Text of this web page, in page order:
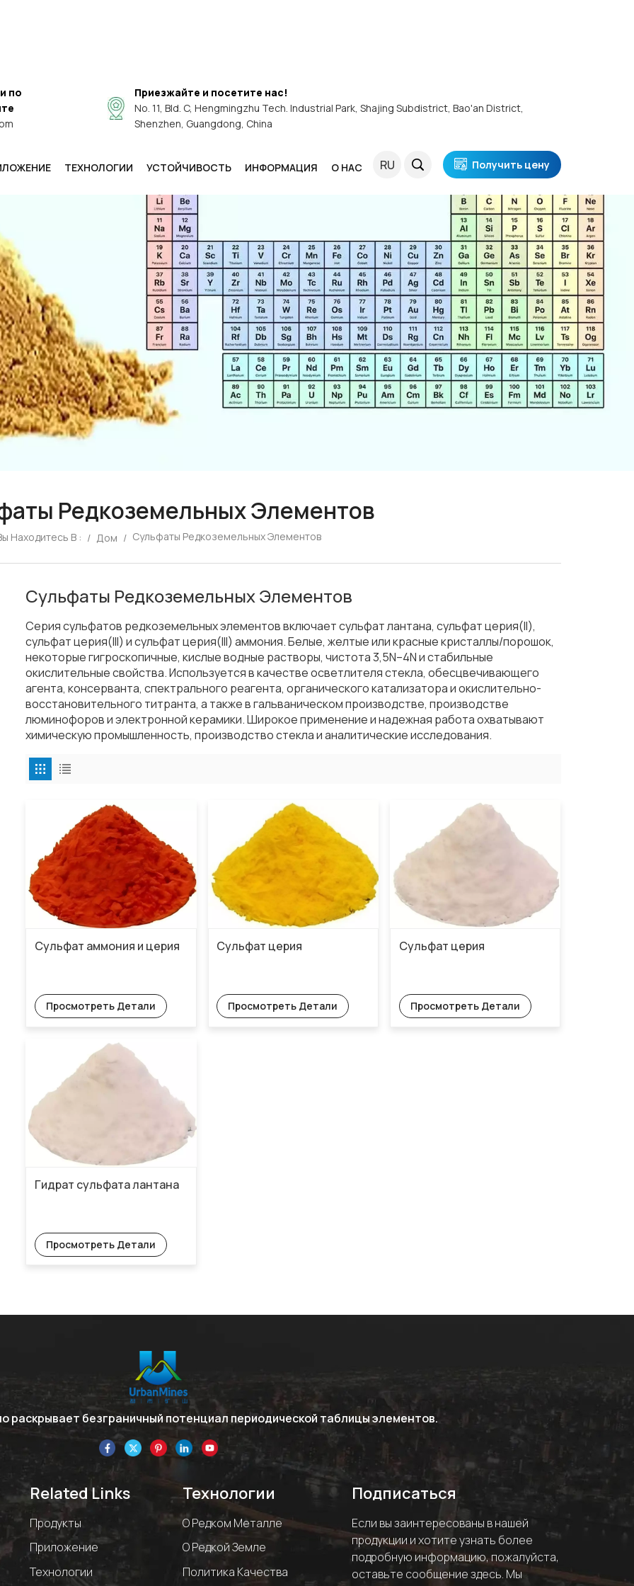
по
Приезжайте и посетите нас!
No. 11, Bld. C, Hengmingzhu Tech. Industrial Park, Shajing Subdistrict, Bao'an District,
Shenzhen, Guangdong, China
ТЕХНОЛОГИИ УСТОЙЧИВОСТЬ ИНФОРМАЦИЯ О НАС RU Получить цену
Редкоземельных Элементов
Находитесь В : / Дом / Сульфаты Редкоземельных Элементов
Сульфаты Редкоземельных Элементов
Серия сульфатов редкоземельных элементов включает сульфат лантана, сульфат церия(II),
сульфат церия(III) и сульфат церия(III) аммония. Белые, желтые или красные кристаллы/порошок,
некоторые гигроскопичные, кислые водные растворы, чистота 3,5N–4N и стабильные
окислительные свойства. Используется в качестве осветлителя стекла, обесцвечивающего
агента, консерванта, спектрального реагента, органического катализатора и окислительно-
восстановительного титранта, а также в гальваническом производстве, производстве
люминофоров и электронной керамики. Широкое применение и надежная работа охватывают
химическую промышленность, производство стекла и аналитические исследования.
Сульфат аммония и церия
Просмотреть Детали
Сульфат церия
Просмотреть Детали
Сульфат церия
Просмотреть Детали
Гидрат сульфата лантана
Просмотреть Детали
раскрывает безграничный потенциал периодической таблицы элементов.
Related Links
Продукты
Приложение
Технологии
Технологии
О Редком Металле
О Редкой Земле
Политика Качества
Подписаться
Если вы заинтересованы в нашей
продукции и хотите узнать более
подробную информацию, пожалуйста,
оставьте сообщение здесь. Мы